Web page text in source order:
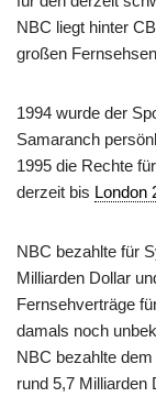
NBC liegt hinter
großen
1994 wurde der
Samaranch
1995 die Rechte
derzeit bis London
NBC bezahlte für
Milliarden Dollar
Fernsehverträge
damals noch
NBC bezahlte dem
rund 5,7 Milliarden